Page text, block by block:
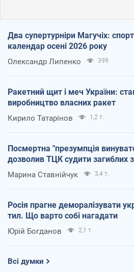
Два супертурніри Магучіх:
календар осені 2026 року
Олександр Липенко 399
Ракетний щит і меч України:
виробництво власних ракет
Кирило Татарінов 1,2 т.
Посмертна "презумпція
дозволив ТЦК судити загиблих
Марина Ставнійчук 3,4 т.
Росія прагне деморалізувати
тил. Що варто собі нагадати
Юрій Богданов 2,1 т.
Всі думки